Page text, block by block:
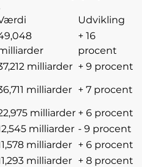
Udvikling
+ 16
procent
milliarder + 9 procent
milliarder + 7 procent
milliarder + 6 procent
milliarder - 9 procent
milliarder + 6 procent
milliarder + 8 procent